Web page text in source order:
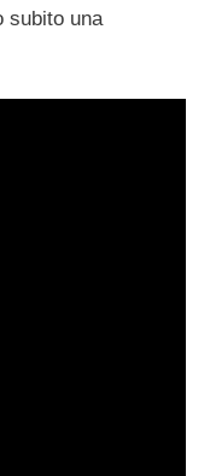
subito una